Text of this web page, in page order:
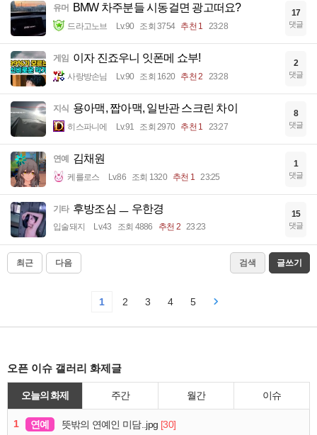
유머 BMW 차주분들 시동걸면 광고떠요?
드라고노브 Lv.90 조회 3754 추천 1 23:28
17
댓글
게임 이자 진죠우니 잇폰메 쇼부!
사랑방손님 Lv.90 조회 1620 추천 2 23:28
2
댓글
지식 용아맥, 짭아맥, 일반관 스크린 차이
히스파니에 Lv.91 조회 2970 추천 1 23:27
8
댓글
연예 김채원
케를로스 Lv.86 조회 1320 추천 1 23:25
1
댓글
기타 후방조심 ㅡ 우한경
입술돼지 Lv.43 조회 4886 추천 2 23:23
15
댓글
최근 다음 검색 글쓰기
1 2 3 4 5
오픈 이슈 갤러리 화제글
오늘의 화제 주간 월간 이슈
1 연예 뜻밖의 연예인 미담..jpg [30]